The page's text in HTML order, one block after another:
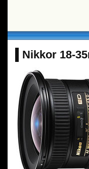
Nikkor 18-